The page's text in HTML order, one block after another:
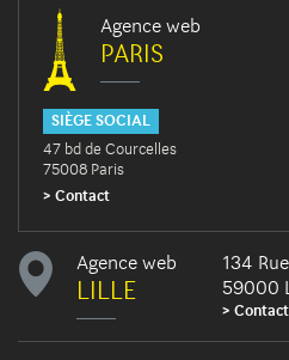
Agence web
PARIS
SIÈGE SOCIAL
47 bd de Courcelles
75008 Paris
Contact
Agence web
LILLE
134
59000
Contact